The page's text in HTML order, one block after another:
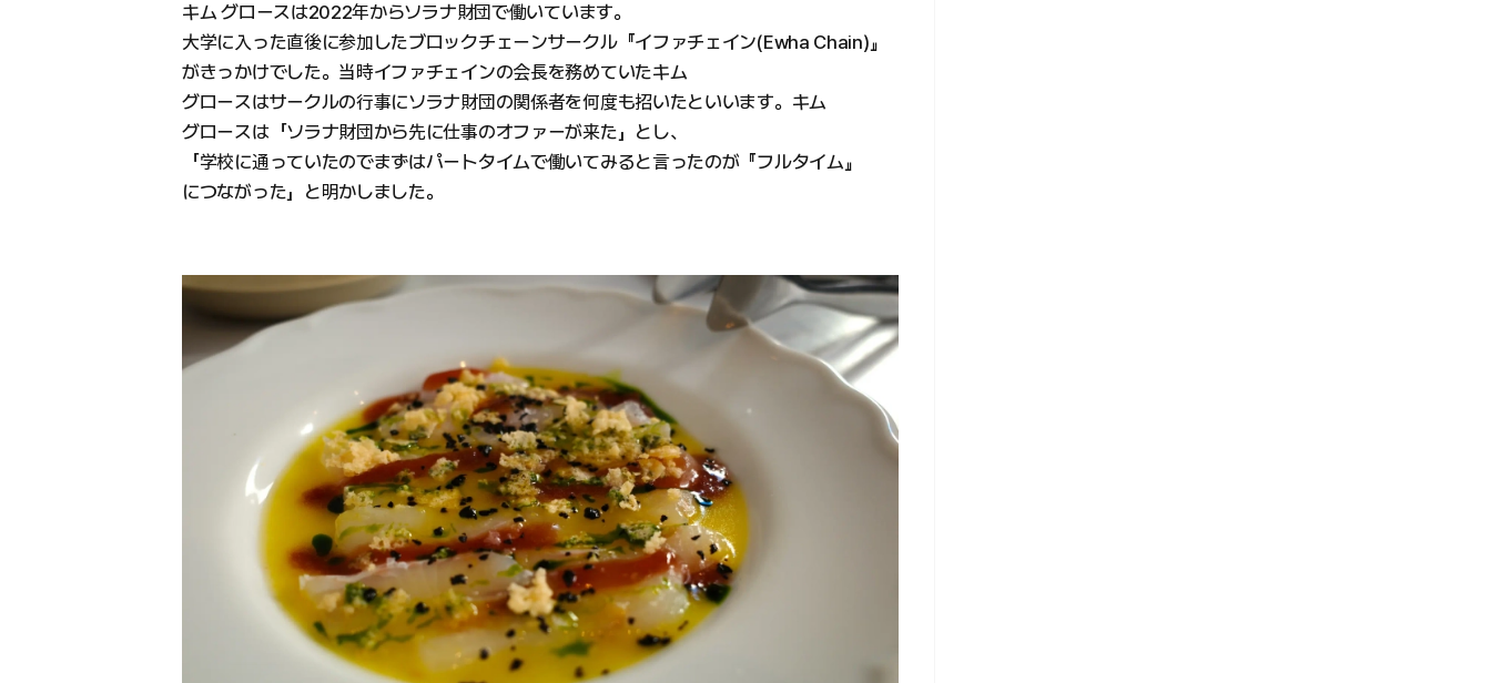
キム グロースは2022年からソラナ財団で働いています。
大学に入った直後に参加したブロックチェーンサークル『イファチェイン(Ewha Chain)』
がきっかけでした。当時イファチェインの会長を務めていたキム
グロースはサークルの行事にソラナ財団の関係者を何度も招いたといいます。キム
グロースは「ソラナ財団から先に仕事のオファーが来た」とし、
「学校に通っていたのでまずはパートタイムで働いてみると言ったのが『フルタイム』
につながった」と明かしました。